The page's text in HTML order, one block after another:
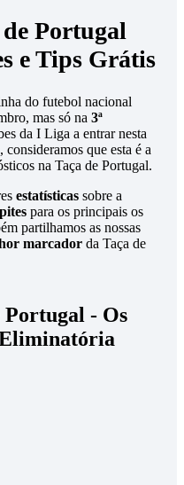
de Portugal
e Tips Grátis
do futebol nacional
mas só na 3ª
da I Liga a entrar nesta
consideramos que esta é a
na Taça de Portugal.
estatísticas sobre a
para os principais os
partilhamos as nossas
marcador da Taça de
Portugal - Os